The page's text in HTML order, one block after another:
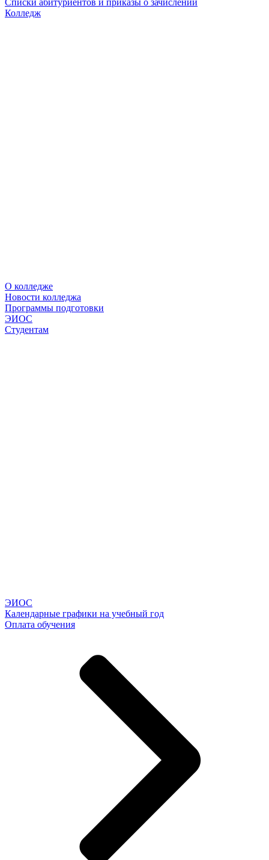
Списки абитуриентов и приказы о зачислении
Колледж
О колледже
Новости колледжа
Программы подготовки
ЭИОС
Студентам
ЭИОС
Календарные графики на учебный год
Оплата обучения